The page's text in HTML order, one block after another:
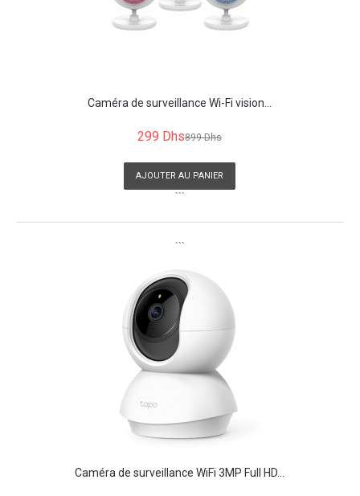
Caméra de surveillance Wi-Fi vision...
299 Dhs899 Dhs
AJOUTER AU PANIER
```
```
Caméra de surveillance WiFi 3MP Full HD...